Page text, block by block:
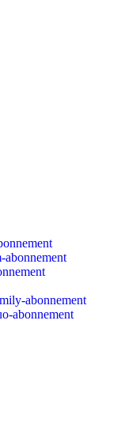
abonnement
abonnement
abonnement